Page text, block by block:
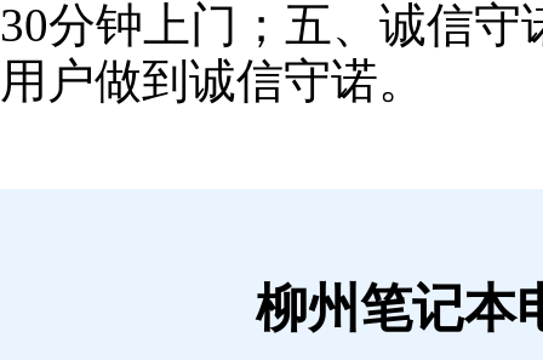
30分钟上门；五、诚信
用户做到诚信守诺。
柳州笔记本